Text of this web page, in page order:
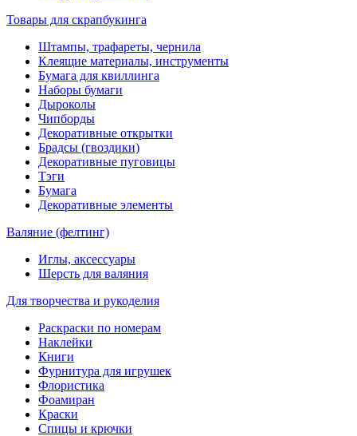
Товары для скрапбукинга
Штампы, трафареты, чернила
Клеящие материалы, инструменты
Бумага для квиллинга
Наборы бумаги
Дыроколы
Чипборды
Декоративные открытки
Брадсы (гвоздики)
Декоративные пуговицы
Тэги
Бумага
Декоративные элементы
Валяние (фелтинг)
Иглы, аксессуары
Шерсть для валяния
Для творчества и рукоделия
Раскраски по номерам
Наклейки
Книги
Фурнитура для игрушек
Флористика
Фоамиран
Краски
Спицы и крючки